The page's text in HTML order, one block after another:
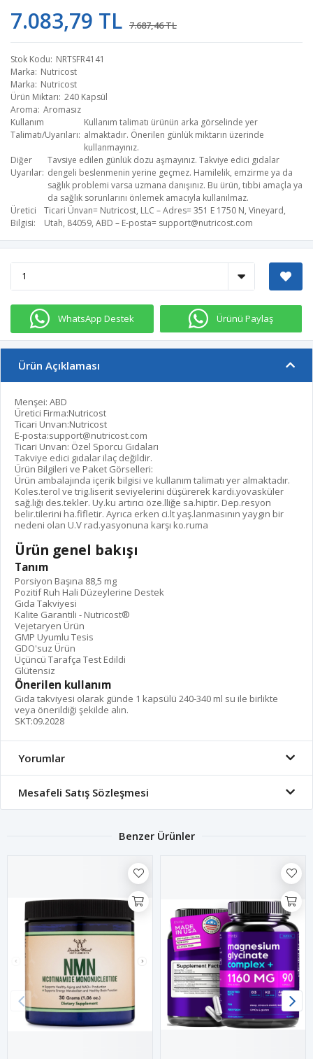
7.083,79 TL 7.687,46 TL
Stok Kodu NRTSFR4141
Marka Nutricost
Marka Nutricost
Ürün Miktarı 240 Kapsül
Aroma Aromasız
Kullanım
Talimatı/Uyarıları
Kullanım talimatı ürünün arka görselinde yer
almaktadır. Önerilen günlük miktarın üzerinde
kullanmayınız.
Diğer
Uyarılar
Tavsiye edilen günlük dozu aşmayınız. Takviye edici gıdalar
dengeli beslenmenin yerine geçmez. Hamilelik, emzirme ya da
sağlık problemi varsa uzmana danışınız. Bu ürün, tıbbi amaçla ya
da sağlık sorunlarını önlemek amacıyla kullanılmaz.
Üretici
Bilgisi
Ticari Ünvan= Nutricost, LLC – Adres= 351 E 1750 N, Vineyard,
Utah, 84059, ABD – E-posta= support@nutricost.com
WhatsApp Destek Ürünü Paylaş
Ürün Açıklaması
Menşei: ABD
Üretici Firma:Nutricost
Ticari Unvan:Nutricost
E-posta:support@nutricost.com
Ticari Unvan: Özel Sporcu Gıdaları
Takviye edici gıdalar ilaç değildir.
Ürün Bilgileri ve Paket Görselleri:
Ürün ambalajında içerik bilgisi ve kullanım talimatı yer almaktadır.
Koles.terol ve trig.liserit seviyelerini düşürerek kardi.yovasküler
sağ.lığı des.tekler. Uy.ku artırıcı öze.lliğe sa.hiptir. Dep.resyon
belir.tilerini ha.fifletir. Ayrıca erken ci.lt yaş.lanmasının yaygın bir
nedeni olan U.V rad.yasyonuna karşı ko.ruma
Ürün genel bakışı
Tanım
Porsiyon Başına 88,5 mg
Pozitif Ruh Hali Düzeylerine Destek
Gıda Takviyesi
Kalite Garantili - Nutricost®
Vejetaryen Ürün
GMP Uyumlu Tesis
GDO'suz Ürün
Üçüncü Tarafça Test Edildi
Glütensiz
Önerilen kullanım
Gıda takviyesi olarak günde 1 kapsülü 240-340 ml su ile birlikte
veya önerildiği şekilde alın.
SKT:09.2028
Yorumlar
Mesafeli Satış Sözleşmesi
Benzer Ürünler